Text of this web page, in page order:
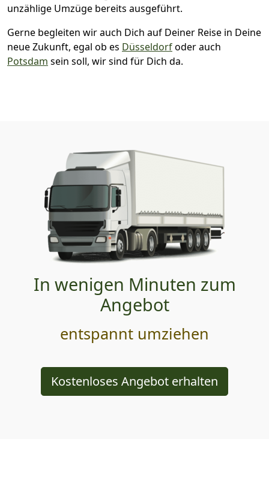
unzählige Umzüge bereits ausgeführt.
Gerne begleiten wir auch Dich auf Deiner Reise in Deine
neue Zukunft, egal ob es Düsseldorfoder auch
Potsdam sein soll, wir sind für Dich da.
In wenigen Minuten zum
Angebot
entspannt umziehen
Kostenloses Angebot erhalten